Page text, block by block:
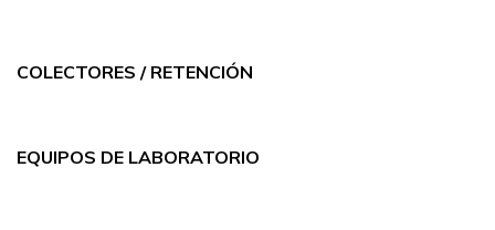
COLECTORES / RETENCIÓN
EQUIPOS DE LABORATORIO